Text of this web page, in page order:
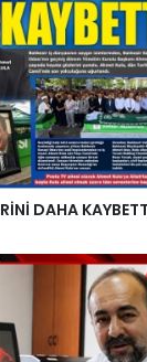
DAHA